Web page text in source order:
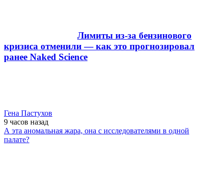
Лимиты из-за бензинового
кризиса отменили — как это прогнозировал
ранее Naked Science
Гена Пастухов
9 часов назад
А эта аномальная жара, она с исследователями в одной
палате?